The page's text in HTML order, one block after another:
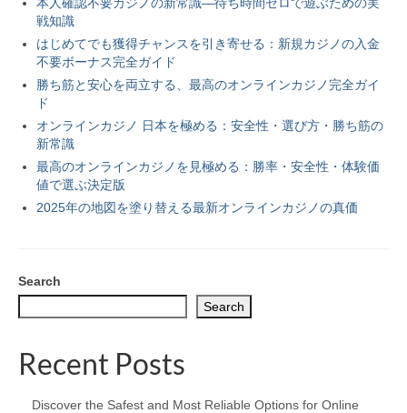
戦知識
はじめてでも獲得チャンスを引き寄せる：新規カジノの入金
不要ボーナス完全ガイド
勝ち筋と安心を両立する、最高のオンラインカジノ完全ガイ
ド
オンラインカジノ 日本を極める：安全性・選び方・勝ち筋の
新常識
最高のオンラインカジノを見極める：勝率・安全性・体験価
値で選ぶ決定版
2025年の地図を塗り替える最新オンラインカジノの真価
Search
Search
Recent Posts
Discover the Safest and Most Reliable Options for Online